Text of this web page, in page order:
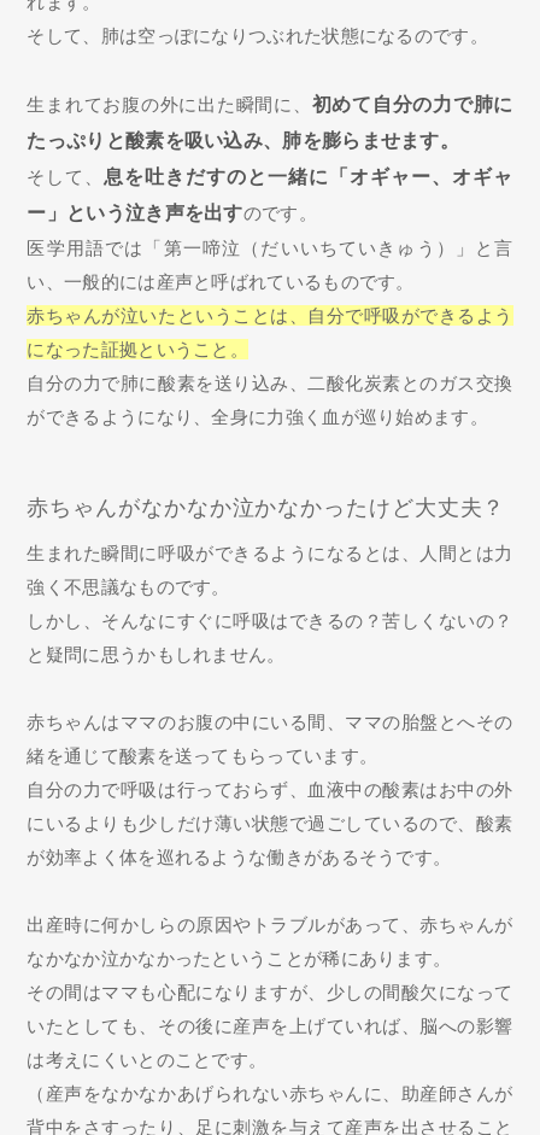
そして、肺は空っぽになりつぶれた状態になるのです。
生まれてお腹の外に出た瞬間に、 初めて自分の力で肺に
たっぷりと酸素を吸い込み、肺を膨らませます。
そして、 息を吐きだすのと一緒に「オギャー、オギャ
ー」という泣き声を出すのです。
医学用語では「第一啼泣（だいいちていきゅう）」と言
い、一般的には産声と呼ばれているものです。
赤ちゃんが泣いたということは、自分で呼吸ができるよう
になった証拠ということ。
自分の力で肺に酸素を送り込み、二酸化炭素とのガス交換
ができるようになり、全身に力強く血が巡り始めます。
赤ちゃんがなかなか泣かなかったけど大丈夫？
生まれた瞬間に呼吸ができるようになるとは、人間とは力
強く不思議なものです。
しかし、そんなにすぐに呼吸はできるの？苦しくないの？
と疑問に思うかもしれません。
赤ちゃんはママのお腹の中にいる間、ママの胎盤とへその
緒を通じて酸素を送ってもらっています。
自分の力で呼吸は行っておらず、血液中の酸素はお中の外
にいるよりも少しだけ薄い状態で過ごしているので、酸素
が効率よく体を巡れるような働きがあるそうです。
出産時に何かしらの原因やトラブルがあって、赤ちゃんが
なかなか泣かなかったということが稀にあります。
その間はママも心配になりますが、少しの間酸欠になって
いたとしても、その後に産声を上げていれば、脳への影響
は考えにくいとのことです。
（産声をなかなかあげられない赤ちゃんに、助産師さんが
背中をさすったり、足に刺激を与えて産声を出させること